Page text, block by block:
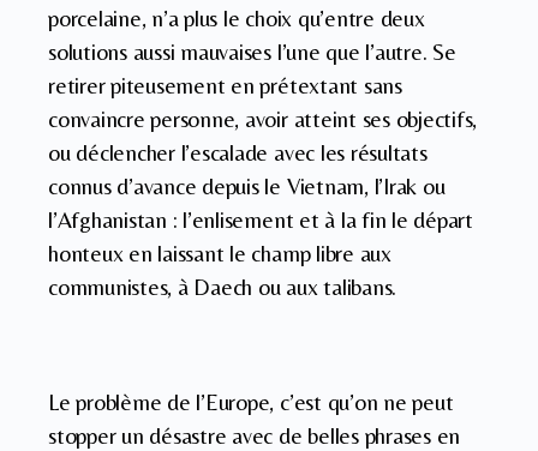
porcelaine, n’a plus le choix qu’entre deux
solutions aussi mauvaises l’une que l’autre. Se
retirer piteusement en prétextant sans
convaincre personne, avoir atteint ses objectifs,
ou déclencher l’escalade avec les résultats
connus d’avance depuis le Vietnam, l’Irak ou
l’Afghanistan : l’enlisement et à la fin le départ
honteux en laissant le champ libre aux
communistes, à Daech ou aux talibans.
Le problème de l’Europe, c’est qu’on ne peut
stopper un désastre avec de belles phrases en